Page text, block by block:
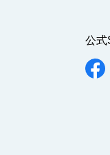
公式